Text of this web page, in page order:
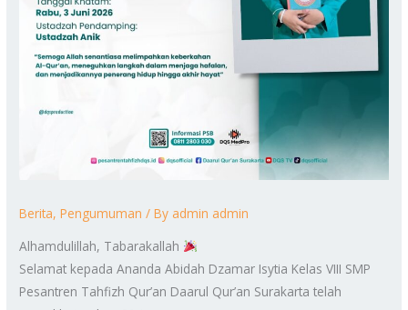
Berita,Pengumuman / By admin admin
Alhamdulillah, Tabarakallah
Selamat kepada Ananda Abidah Dzamar Isytia Kelas VIII SMP
Pesantren Tahfizh Qur’an Daarul Qur’an Surakarta telah